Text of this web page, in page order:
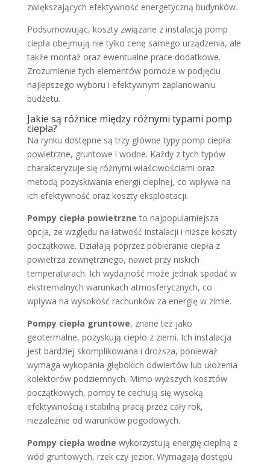
zwiększających efektywność energetyczną budynków.
Podsumowując, koszty związane z instalacją pomp
ciepła obejmują nie tylko cenę samego urządzenia, ale
także montaż oraz ewentualne prace dodatkowe.
Zrozumienie tych elementów pomoże w podjęciu
najlepszego wyboru i efektywnym zaplanowaniu
budżetu.
Jakie są różnice między różnymi typami pomp
ciepła?
Na rynku dostępne są trzy główne typy pomp ciepła:
powietrzne, gruntowe i wodne. Każdy z tych typów
charakteryzuje się różnymi właściwościami oraz
metodą pozyskiwania energii cieplnej, co wpływa na
ich efektywność oraz koszty eksploatacji.
Pompy ciepła powietrzne to najpopularniejsza
opcja, ze względu na łatwość instalacji i niższe koszty
początkowe. Działają poprzez pobieranie ciepła z
powietrza zewnętrznego, nawet przy niskich
temperaturach. Ich wydajność może jednak spadać w
ekstremalnych warunkach atmosferycznych, co
wpływa na wysokość rachunków za energię w zimie.
Pompy ciepła gruntowe, znane też jako
geotermalne, pozyskują ciepło z ziemi. Ich instalacja
jest bardziej skomplikowana i droższa, ponieważ
wymaga wykopania głębokich odwiertów lub ułożenia
kolektorów podziemnych. Mimo wyższych kosztów
początkowych, pompy te cechują się wysoką
efektywnością i stabilną pracą przez cały rok,
niezależnie od warunków pogodowych.
Pompy ciepła wodne wykorzystują energię cieplną z
wód gruntowych, rzek czy jezior. Wymagają dostępu